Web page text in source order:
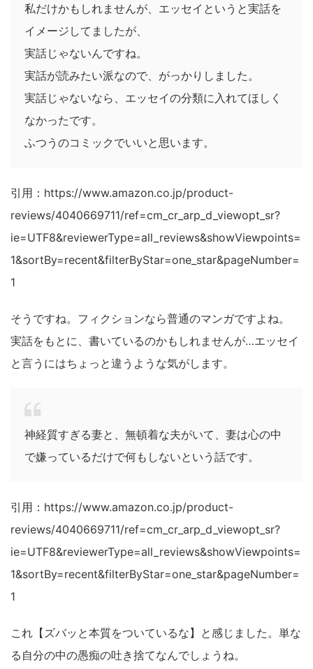
私だけかもしれませんが、エッセイというと実話を
イメージしてましたが、
実話じゃないんですね。
実話が読みたい派なので、がっかりしました。
実話じゃないなら、エッセイの分類に入れてほしく
なかったです。
ふつうのコミックでいいと思います。
引用：https://www.amazon.co.jp/product-
reviews/4040669711/ref=cm_cr_arp_d_viewopt_sr?
ie=UTF8&reviewerType=all_reviews&showViewpoints=
1&sortBy=recent&filterByStar=one_star&pageNumber=
1
そうですね。フィクションなら普通のマンガですよね。
実話をもとに、書いているのかもしれませんが…エッセイ
と言うにはちょっと違うような気がします。
神経質すぎる妻と、無頓着な夫がいて、妻は心の中
で嫌っているだけで何もしないという話です。
引用：https://www.amazon.co.jp/product-
reviews/4040669711/ref=cm_cr_arp_d_viewopt_sr?
ie=UTF8&reviewerType=all_reviews&showViewpoints=
1&sortBy=recent&filterByStar=one_star&pageNumber=
1
これ【ズバッと本質をついているな】と感じました。単な
る自分の中の愚痴の吐き捨てなんでしょうね。